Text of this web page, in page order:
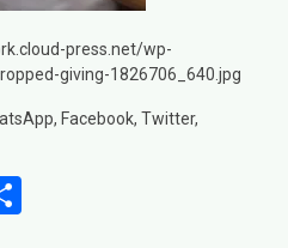
press.net/wp-
giving-1826706_640.jpg
Facebook, Twitter,